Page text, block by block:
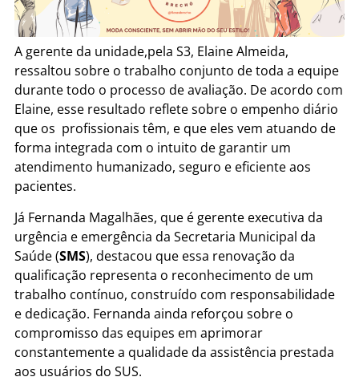
A gerente da unidade,pela S3, Elaine Almeida,
ressaltou sobre o trabalho conjunto de toda a equipe
durante todo o processo de avaliação. De acordo com
Elaine, esse resultado reflete sobre o empenho diário
que os profissionais têm, e que eles vem atuando de
forma integrada com o intuito de garantir um
atendimento humanizado, seguro e eficiente aos
pacientes.
Já Fernanda Magalhães, que é gerente executiva da
urgência e emergência da Secretaria Municipal da
Saúde (SMS), destacou que essa renovação da
qualificação representa o reconhecimento de um
trabalho contínuo, construído com responsabilidade
e dedicação. Fernanda ainda reforçou sobre o
compromisso das equipes em aprimorar
constantemente a qualidade da assistência prestada
aos usuários do SUS.